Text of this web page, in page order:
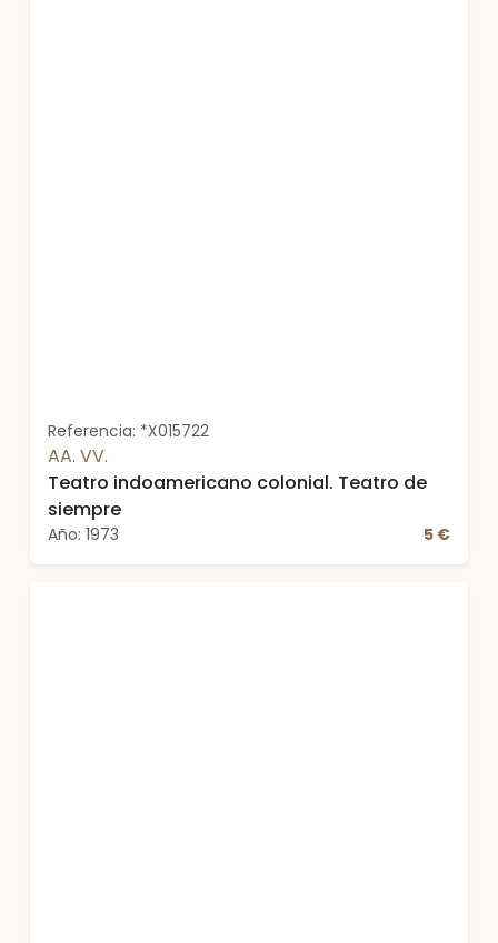
Referencia: *X015722
AA. VV.
Teatro indoamericano colonial. Teatro de
siempre
Año: 1973 5 €